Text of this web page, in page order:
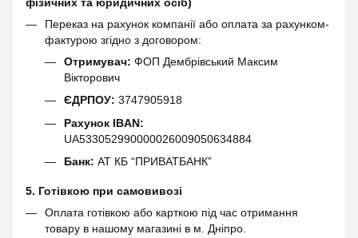
Переказ на рахунок компанії або оплата за рахунком-
фактурою згідно з договором:
Отримувач: ФОП Дембрівський Максим
Вікторович
ЄДРПОУ: 3747905918
Рахунок IBAN:
UA533052990000026009050634884
Банк: АТ КБ “ПРИВАТБАНК”
5. Готівкою при самовивозі
Оплата готівкою або карткою під час отримання
товару в нашому магазині в м. Дніпро.